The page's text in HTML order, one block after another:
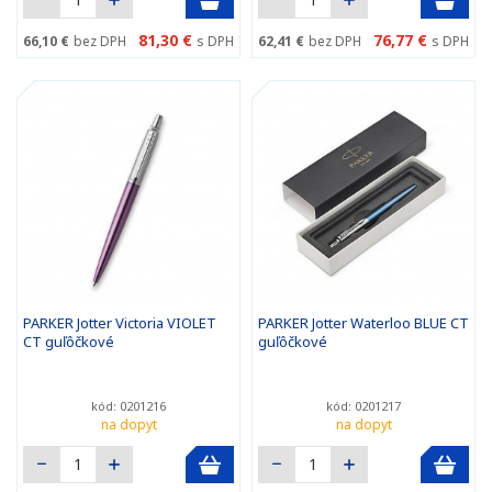
66,10 € bez DPH 81,30 € s DPH 62,41 € bez DPH 76,77 € s DPH
PARKER Jotter Victoria VIOLET
CT guľôčkové
kód: 0201216
na dopyt
PARKER Jotter Waterloo BLUE CT
guľôčkové
kód: 0201217
na dopyt